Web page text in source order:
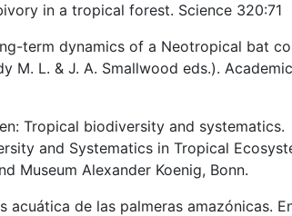
in a tropical forest. Science 320:71
term dynamics of a Neotropical bat
L. & J. A. Smallwood eds.).
Tropical biodiversity and systematics.
and Systematics in Tropical
Museum Alexander Koenig, Bonn.
acuática de las palmeras amazónicas.